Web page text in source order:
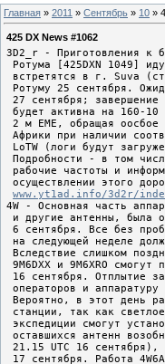
Главная » 2011 » Сентябрь » 10 »
425 DX News #1062
3D2_r - Приготовления к
Ротума [425DXN 1049]
встретятся в г. Suva
Ротуму 25 сентября.
27 сентября;
будет активна на 160-
2 м EME, обращая
Африки при наличии
LoTW (логи будут
Подробности - в том
рабочие частоты и
осуществлении этого
www.yt1ad.info/3d2r/
4W - Основная часть
и другие антенны, была
6 сентября. Все без
на следующей неделe
Вследствие слишком
9M6DXX и 9M6XRO
16 сентября. Отплытие
операторов и
Вероятно, в этот день
станции, так как
экспедиции смогут
оставшихся антенн
21.15 UTC 16 сентября),
17 сентября. Работа